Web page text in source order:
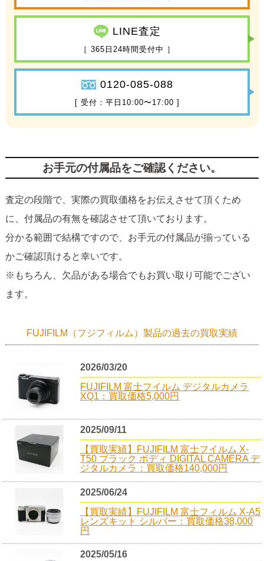
LINE査定
［ 365日24時間受付中 ］
0120-085-088
[ 受付：平日10:00〜17:00 ]
お手元の付属品をご確認ください。
査定の段階で、実際の買取価格をお伝えさせて頂くため
に、付属品の有無を確認させて頂いております。
分かる範囲で結構ですので、お手元の付属品が揃っている
かご確認頂けると幸いです。
※もちろん、欠品がある場合でもお買い取り可能でござい
ます。
FUJIFILM（フジフィルム）製品の過去の買取実績
2026/03/20
FUJIFILM 富士フイルム デジタルカメラ
XQ1：買取価格5,000円
2025/09/11
【買取実績】FUJIFILM 富士フイルム X-
T50 ブラック ボディ DIGITAL CAMERA デ
ジタルカメラ：買取価格140,000円
2025/06/24
【買取実績】FUJIFILM 富士フィルム X-A5
レンズキット シルバー：買取価格38,000
円
2025/05/16